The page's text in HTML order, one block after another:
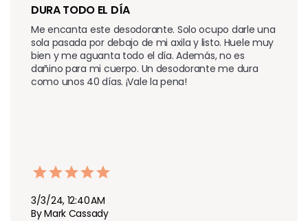
DURA TODO EL DÍA
Me encanta este desodorante. Solo ocupo darle una
sola pasada por debajo de mi axila y listo. Huele muy
bien y me aguanta todo el día. Además, no es
dañino para mi cuerpo. Un desodorante me dura
como unos 40 días. ¡Vale la pena!
3/3/24, 12:40 AM
By Mark Cassady